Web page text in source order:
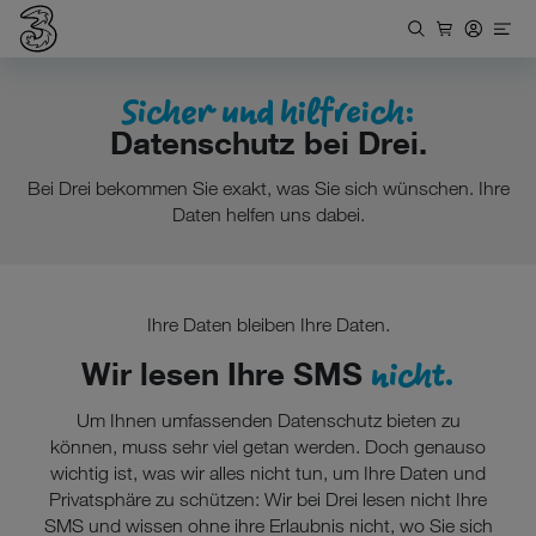
Sicher und hilfreich:
Datenschutz bei Drei.
Bei Drei bekommen Sie exakt, was Sie sich wünschen. Ihre
Daten helfen uns dabei.
Ihre Daten bleiben Ihre Daten.
Wir lesen Ihre SMS nicht.
Um Ihnen umfassenden Datenschutz bieten zu
können, muss sehr viel getan werden. Doch genauso
wichtig ist, was wir alles nicht tun, um Ihre Daten und
Privatsphäre zu schützen: Wir bei Drei lesen nicht Ihre
SMS und wissen ohne ihre Erlaubnis nicht, wo Sie sich